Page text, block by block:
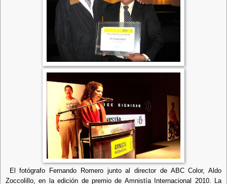
El fotógrafo Fernando Romero junto al director de ABC Color, Aldo
Zoccolillo, en la edición de premio de Amnistía Internacional 2010. La